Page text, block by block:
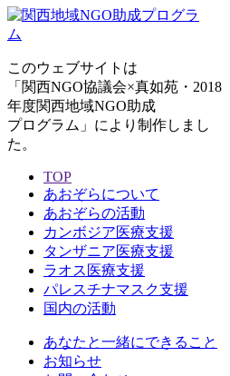
このウェブサイトは
「関西NGO協議会×真如苑・2018
年度関西地域NGO助成
プログラム」により制作しまし
た。
TOP
あおぞらについて
あおぞらの活動
カンボジア医療支援
タンザニア医療支援
ラオス医療支援
パレスチナマスク支援
国内の活動
あなたと一緒にできること
お知らせ